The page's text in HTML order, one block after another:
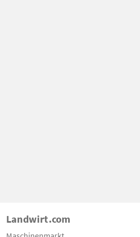
Landwirt.com